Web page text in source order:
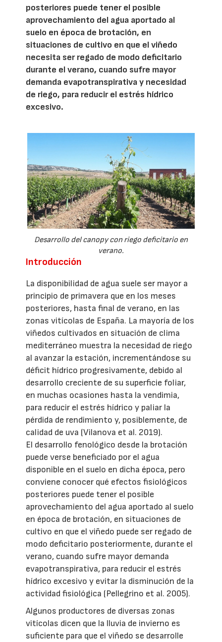
posteriores puede tener el posible
aprovechamiento del agua aportado al
suelo en época de brotación, en
situaciones de cultivo en que el viñedo
necesita ser regado de modo deficitario
durante el verano, cuando sufre mayor
demanda evapotranspirativa y necesidad
de riego, para reducir el estrés hídrico
excesivo.
Desarrollo del canopy con riego deficitario en
verano.
Introducción
La disponibilidad de agua suele ser mayor a
principio de primavera que en los meses
posteriores, hasta final de verano, en las
zonas vitícolas de España. La mayoría de los
viñedos cultivados en situación de clima
mediterráneo muestra la necesidad de riego
al avanzar la estación, incrementándose su
déficit hídrico progresivamente, debido al
desarrollo creciente de su superficie foliar,
en muchas ocasiones hasta la vendimia,
para reducir el estrés hídrico y paliar la
pérdida de rendimiento y, posiblemente, de
calidad de uva (Vilanova et al. 2019).
El desarrollo fenológico desde la brotación
puede verse beneficiado por el agua
disponible en el suelo en dicha época, pero
conviene conocer qué efectos fisiológicos
posteriores puede tener el posible
aprovechamiento del agua aportado al suelo
en época de brotación, en situaciones de
cultivo en que el viñedo puede ser regado de
modo deficitario posteriormente, durante el
verano, cuando sufre mayor demanda
evapotranspirativa, para reducir el estrés
hídrico excesivo y evitar la disminución de la
actividad fisiológica (Pellegrino et al. 2005).
Algunos productores de diversas zonas
vitícolas dicen que la lluvia de invierno es
suficiente para que el viñedo se desarrolle